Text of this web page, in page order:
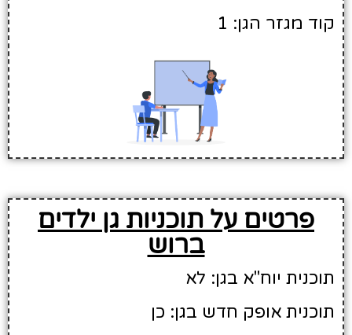
קוד מגזר הגן: 1
פרטים על תוכניות גן ילדים
ברוש
תוכנית יוח"א בגן: לא
תוכנית אופק חדש בגן: כן